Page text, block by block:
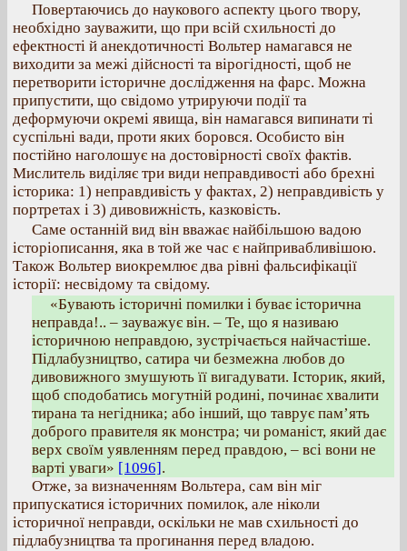
Повертаючись до наукового аспекту цього твору,
необхідно зауважити, що при всій схильності до
ефектності й анекдотичності Вольтер намагався не
виходити за межі дійсності та вірогідності, щоб не
перетворити історичне дослідження на фарс. Можна
припустити, що свідомо утрируючи події та
деформуючи окремі явища, він намагався випинати ті
суспільні вади, проти яких боровся. Особисто він
постійно наголошує на достовірності своїх фактів.
Мислитель виділяє три види неправдивості або брехні
історика: 1) неправдивість у фактах, 2) неправдивість у
портретах і 3) дивовижність, казковість.
Саме останній вид він вважає найбільшою вадою
історіописання, яка в той же час є найпривабливішою.
Також Вольтер виокремлює два рівні фальсифікації
історії: несвідому та свідому.
«Бувають історичні помилки і буває історична
неправда!.. – зауважує він. – Те, що я називаю
історичною неправдою, зустрічається найчастіше.
Підлабузництво, сатира чи безмежна любов до
дивовижного змушують її вигадувати. Історик, який,
щоб сподобатись могутній родині, починає хвалити
тирана та негідника; або інший, що таврує пам’ять
доброго правителя як монстра; чи романіст, який дає
верх своїм уявленням перед правдою, – всі вони не
варті уваги» [1096].
Отже, за визначенням Вольтера, сам він міг
припускатися історичних помилок, але ніколи
історичної неправди, оскільки не мав схильності до
підлабузництва та прогинання перед владою.